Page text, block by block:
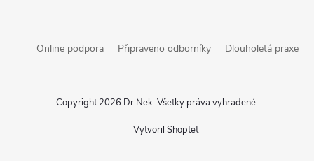
Online podpora Připraveno odborníky Dlouholetá praxe
Vytvoril Shoptet
Copyright 2026 Dr Nek. Všetky práva vyhradené.